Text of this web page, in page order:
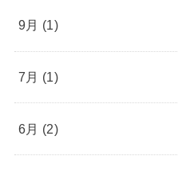
9月 (1)
7月 (1)
6月 (2)